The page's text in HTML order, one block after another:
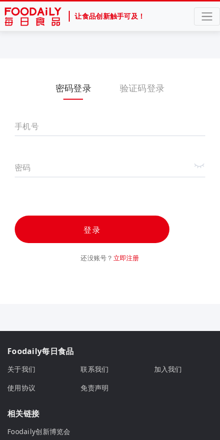
让食品创新触手可及！
密码登录 验证码登录
手机号
密码
登录
还没账号？ 立即注册
Foodaily每日食品
关于我们 联系我们
加入我们
使用协议
免责声明
相关链接
Foodaily创新博览会